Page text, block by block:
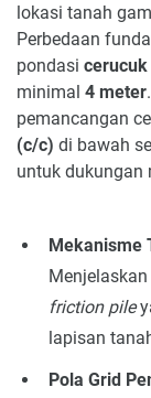
lokasi tanah
Perbedaan
pondasi
minimal 4 meter
pemancangan
(c/c) di bawah
untuk dukungan
Mekanisme
friction pile
lapisan
Pola Grid